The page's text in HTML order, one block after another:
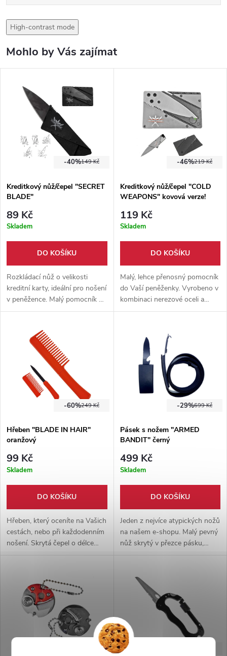
High-contrast mode
Mohlo by Vás zajímat
149 Kč
-40%
Kreditkový nůž/čepel "SECRET
BLADE"
89 Kč
Skladem
DO KOŠÍKU
Rozkládací nůž o velikosti
kreditní karty, ideální pro nošení
v peněžence. Malý pomocník na
cesty, který jednoduše schováte
219 Kč
-46%
Kreditkový nůž/čepel "COLD
WEAPONS" kovová verze!
119 Kč
Skladem
DO KOŠÍKU
Malý, lehce přenosný pomocník
do Vaší peněženky. Vyrobeno v
kombinaci nerezové oceli a
pevného plastu.
249 Kč
-60%
Hřeben "BLADE IN HAIR"
oranžový
99 Kč
Skladem
DO KOŠÍKU
Hřeben, který oceníte na Vašich
cestách, nebo při každodenním
nošení. Skrytá čepel o délce
8,5cm z něj dělá skvělého
699 Kč
-29%
Pásek s nožem "ARMED
BANDIT" černý
499 Kč
Skladem
DO KOŠÍKU
Jeden z nejvíce atypických nožů
na našem e-shopu. Malý pevný
nůž skrytý v přezce pásku,
ostrá čepel vyrobena z
přezce.